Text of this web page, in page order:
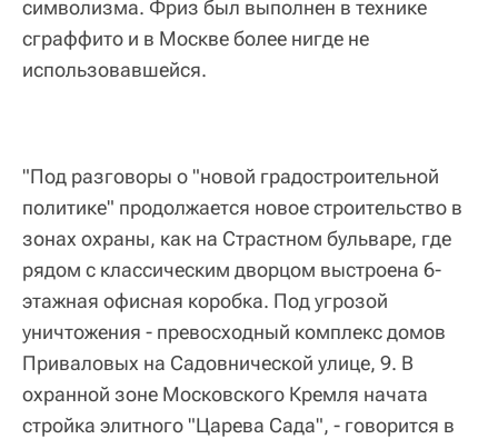
символизма. Фриз был выполнен в технике
сграффито и в Москве более нигде не
использовавшейся.
"Под разговоры о "новой градостроительной
политике" продолжается новое строительство в
зонах охраны, как на Страстном бульваре, где
рядом с классическим дворцом выстроена 6-
этажная офисная коробка. Под угрозой
уничтожения - превосходный комплекс домов
Приваловых на Садовнической улице, 9. В
охранной зоне Московского Кремля начата
стройка элитного "Царева Сада", - говорится в